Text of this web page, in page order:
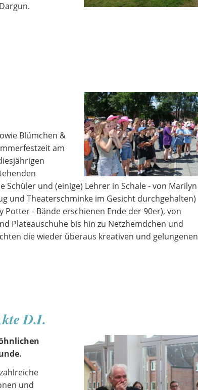
Blümchen &
am
und (einige) Lehrer in Schale - von Marilyn
und Theaterschminke im Gesicht durchgehalten)
- Bände erschienen Ende der 90er), von
Plateauschuhe bis hin zu Netzhemdchen und
die wieder überaus kreativen und gelungenen
D.I.
und